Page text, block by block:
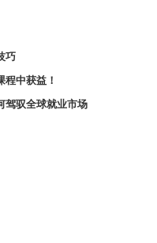
巧
中获益！
驾驭全球就业市场